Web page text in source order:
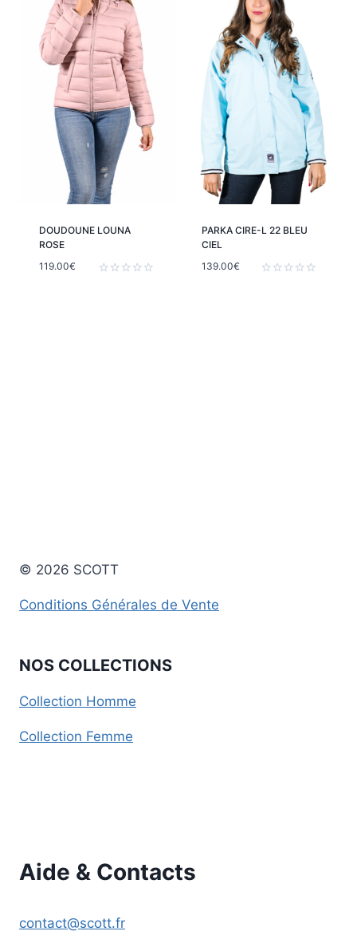
DOUDOUNE LOUNA
ROSE
119.00€
PARKA CIRE-L 22 BLEU
CIEL
139.00€
© 2026 SCOTT
Conditions Générales de Vente
NOS COLLECTIONS
Collection Homme
Collection Femme
Aide & Contacts
contact@scott.fr